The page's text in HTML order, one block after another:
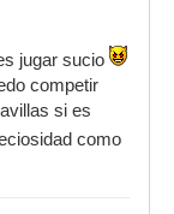
jugar sucio
competir
si es
como